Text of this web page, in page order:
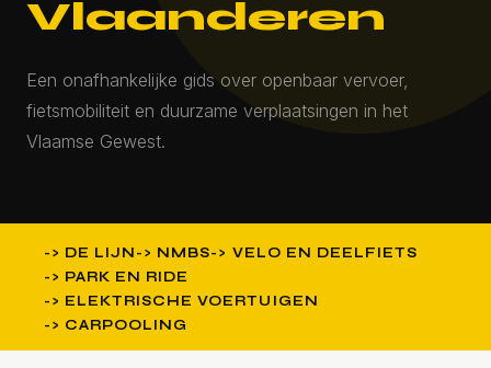
Vlaanderen
Een onafhankelijke gids over openbaar vervoer,
fietsmobiliteit en duurzame verplaatsingen in het
Vlaamse Gewest.
DE LIJN NMBS
VELO EN DEELFIETS
PARK EN RIDE
ELEKTRISCHE VOERTUIGEN
CARPOOLING